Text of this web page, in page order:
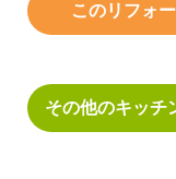
このリフォ
その他のキッチ